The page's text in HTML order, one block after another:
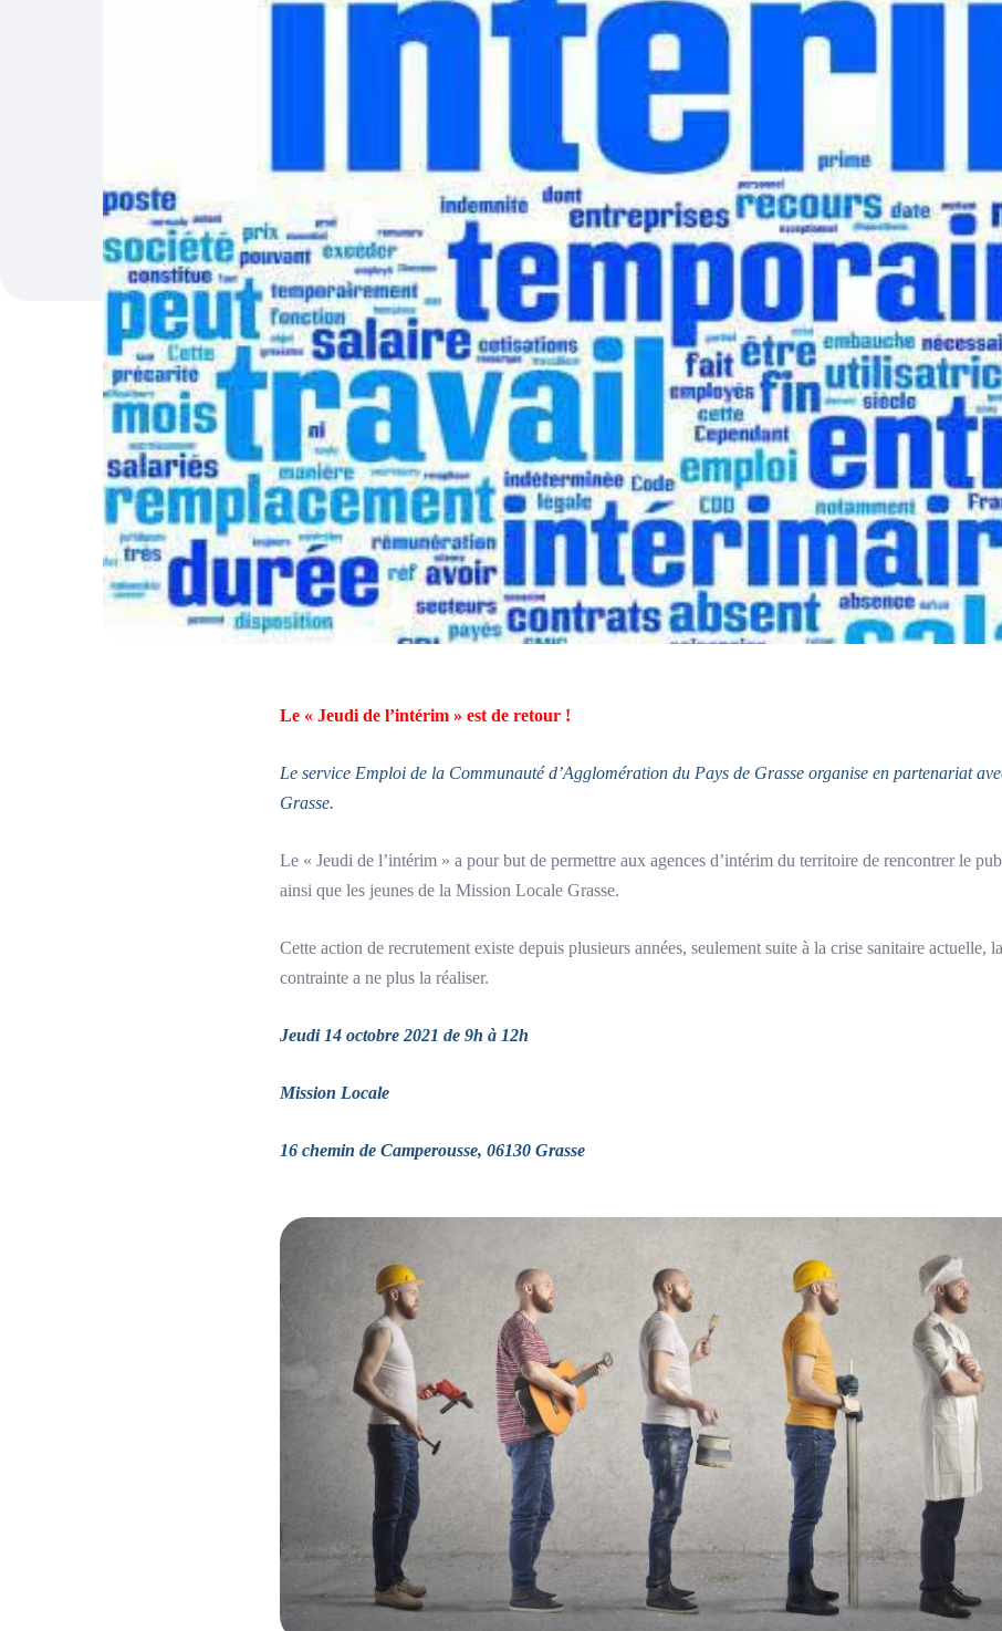
Le « Jeudi de l’intérim » est de retour !
Le service Emploi de la Communauté d’Agglomération du Pays de Grasse organise en partenariat
Grasse.
Le « Jeudi de l’intérim » a pour but de permettre aux agences d’intérim du territoire de rencontrer le
ainsi que les jeunes de la Mission Locale Grasse.
Cette action de recrutement existe depuis plusieurs années, seulement suite à la crise sanitaire actuelle,
contrainte a ne plus la réaliser.
Jeudi 14 octobre 2021 de 9h à 12h
Mission Locale
16 chemin de Camperousse, 06130 Grasse